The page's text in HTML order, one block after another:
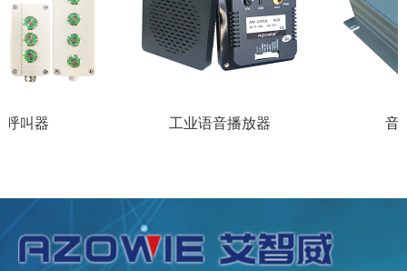
工业语音播放器 音频功